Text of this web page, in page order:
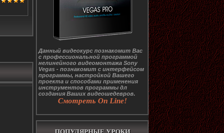
Данный видеокурс познакомит Вас
с профессиональной программой
нелинейного видеомонтажа Sony
Vegas - познакомит с интерфейсом
программы, настройкой Вашего
проекта и способами применения
инструментов программы дл
создания Ваших видеошедевров.
Смотреть On Line!